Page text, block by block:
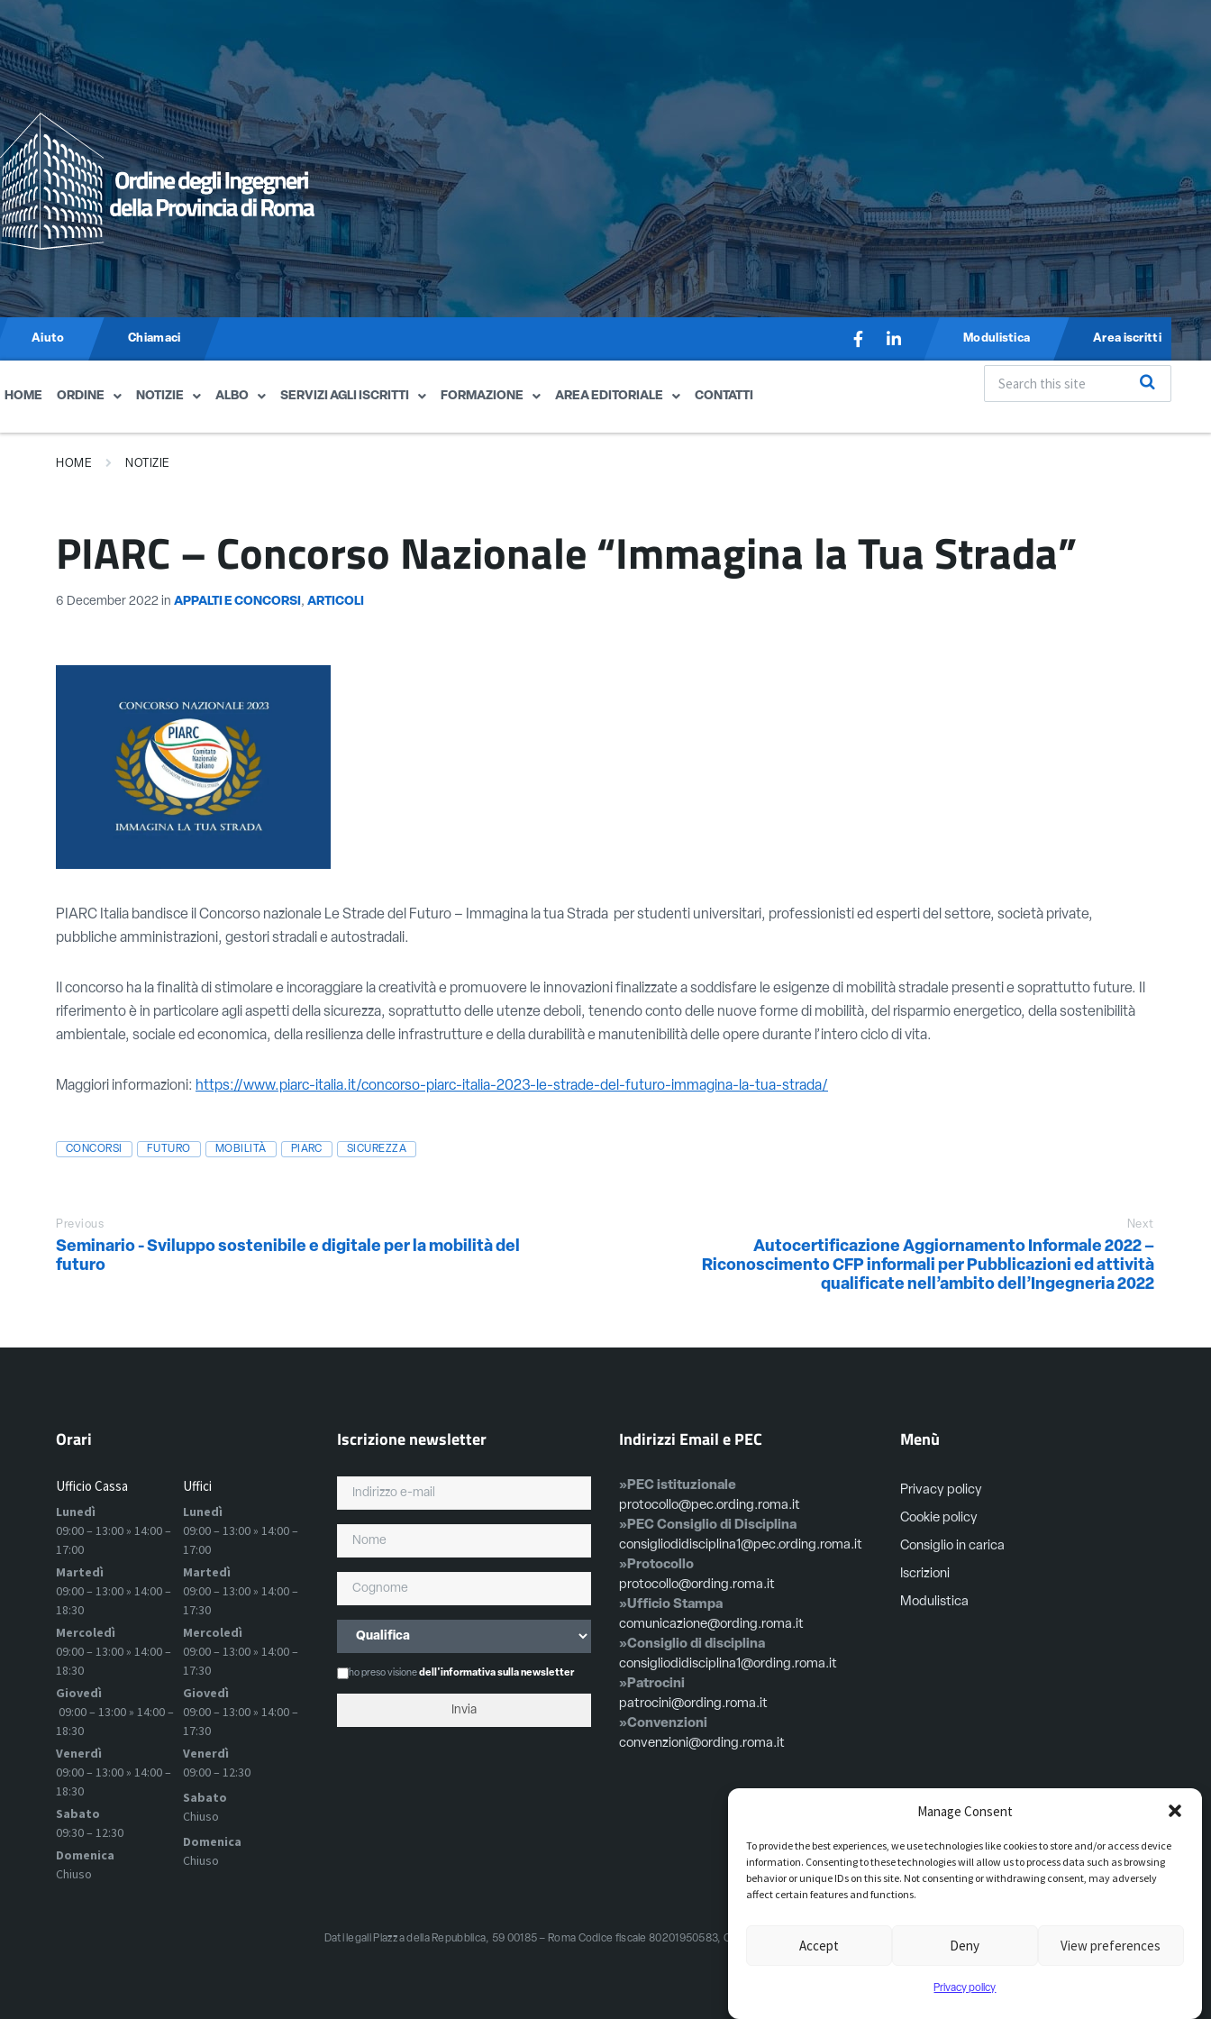
Manage Consent
To provide the best experiences, we use technologies like cookies to store and/or access device
information. Consenting to these technologies will allow us to process data such as browsing
behavior or unique IDs on this site. Not consenting or withdrawing consent, may adversely
affect certain features and functions.
Accept Deny View preferences
Privacy policy
Aiuto Chiamaci Modulistica Area iscritti
HOME ORDINE NOTIZIE ALBO SERVIZI AGLI ISCRITTI FORMAZIONE AREA EDITORIALE CONTATTI
HOME NOTIZIE
PIARC – Concorso Nazionale “Immagina la Tua Strada”
6 December 2022 in APPALTI E CONCORSI, ARTICOLI
PIARC Italia bandisce il Concorso nazionale Le Strade del Futuro – Immagina la tua Strada per studenti universitari, professionisti ed esperti del settore, società private,
pubbliche amministrazioni, gestori stradali e autostradali.
Il concorso ha la finalità di stimolare e incoraggiare la creatività e promuovere le innovazioni finalizzate a soddisfare le esigenze di mobilità stradale presenti e soprattutto future. Il
riferimento è in particolare agli aspetti della sicurezza, soprattutto delle utenze deboli, tenendo conto delle nuove forme di mobilità, del risparmio energetico, della sostenibilità
ambientale, sociale ed economica, della resilienza delle infrastrutture e della durabilità e manutenibilità delle opere durante l’intero ciclo di vita.
Maggiori informazioni: https://www.piarc-italia.it/concorso-piarc-italia-2023-le-strade-del-futuro-immagina-la-tua-strada/
CONCORSI FUTURO MOBILITÀ PIARC SICUREZZA
Previous
Seminario - Sviluppo sostenibile e digitale per la mobilità del
futuro
Next
Autocertificazione Aggiornamento Informale 2022 –
Riconoscimento CFP informali per Pubblicazioni ed attività
qualificate nell’ambito dell’Ingegneria 2022
Orari
Ufficio Cassa
Lunedì
09:00 – 13:00 » 14:00 –
17:00
Martedì
09:00 – 13:00 » 14:00 –
18:30
Mercoledì
09:00 – 13:00 » 14:00 –
18:30
Giovedì
09:00 – 13:00 » 14:00 –
18:30
Venerdì
09:00 – 13:00 » 14:00 –
18:30
Sabato
09:30 – 12:30
Domenica
Chiuso
Uffici
Lunedì
09:00 – 13:00 » 14:00 –
17:00
Martedì
09:00 – 13:00 » 14:00 –
17:30
Mercoledì
09:00 – 13:00 » 14:00 –
17:30
Giovedì
09:00 – 13:00 » 14:00 –
17:30
Venerdì
09:00 – 12:30
Sabato
Chiuso
Domenica
Chiuso
Iscrizione newsletter
ho preso visionedell'informativa sulla newsletter
Indirizzi Email e PEC
»PEC istituzionale
protocollo@pec.ording.roma.it
»PEC Consiglio di Disciplina
consigliodidisciplina1@pec.ording.roma.it
»Protocollo
protocollo@ording.roma.it
»Ufficio Stampa
comunicazione@ording.roma.it
»Consiglio di disciplina
consigliodidisciplina1@ording.roma.it
»Patrocini
patrocini@ording.roma.it
»Convenzioni
convenzioni@ording.roma.it
Menù
Privacy policy
Cookie policy
Consiglio in carica
Iscrizioni
Modulistica
Dati legali Piazza della Repubblica, 59 00185 – Roma Codice fiscale 80201950583, Codice univoco d’ufficio UFMV3C